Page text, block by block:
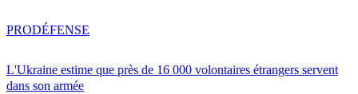
L'Ukraine estime que près de 16 000 volontaires étrangers servent
dans son armée
PRODÉFENSE